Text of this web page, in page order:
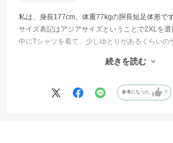
私は、身長177cm、体重77kgの胴長短足体形です
サイズ表記はアジアサイズということで2XLを選
中にTシャツを着て、少しゆとりがあるくらいの
を考えると少し大きめがいいと思います。ポケ
中綿ではなく、内貼りがある造りなので、シェ
りで保温する感じです。かさばらず、薄くて暖
続きを読む
参考になった 0